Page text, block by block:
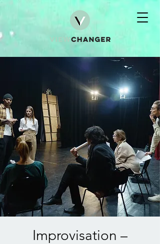
Improvisation –